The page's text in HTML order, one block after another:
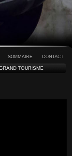
SOMMAIRE CONTACT
TOURISME